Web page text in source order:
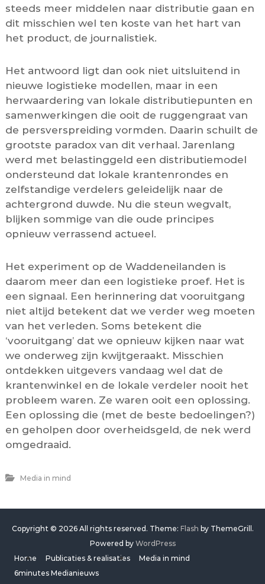
steeds meer middelen naar distributie gaan en
dit misschien wel ten koste van het hart van
het product, de journalistiek.
Het antwoord ligt dan ook niet uitsluitend in
nieuwe logistieke modellen, maar in een
herwaardering van lokale distributiepunten en
samenwerkingen die ooit de ruggengraat van
de persverspreiding vormden. Daarin schuilt de
grootste paradox van dit verhaal. Jarenlang
werd met belastinggeld een distributiemodel
ondersteund dat lokale krantenrondes en
zelfstandige verdelers geleidelijk naar de
achtergrond duwde. Nu die steun wegvalt,
blijken sommige van die oude principes
opnieuw verrassend actueel.
Het experiment op de Waddeneilanden is
daarom meer dan een logistieke proef. Het is
een signaal. Een herinnering dat vooruitgang
niet altijd betekent dat we verder weg moeten
van het verleden. Soms betekent die
‘vooruitgang’ dat we opnieuw kijken naar wat
we onderweg zijn kwijtgeraakt. Misschien
ontdekken uitgevers vandaag wel dat de
krantenwinkel en de lokale verdeler nooit het
probleem waren. Ze waren ooit een oplossing.
Een oplossing die (met de beste bedoelingen?)
en geholpen door overheidsgeld, de nek werd
omgedraaid.
Media in mind
Copyright © 2026 All rights reserved. Theme: Flash by ThemeGrill.
Powered by WordPress
Home
Publicaties & realisaties
Media in mind
6minutes Medianieuws